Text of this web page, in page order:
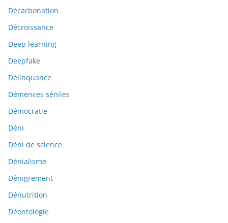
Décarbonation
Décroissance
Deep learning
Deepfake
Délinquance
Démences séniles
Démocratie
Déni
Déni de science
Dénialisme
Dénigrement
Dénutrition
Déontologie